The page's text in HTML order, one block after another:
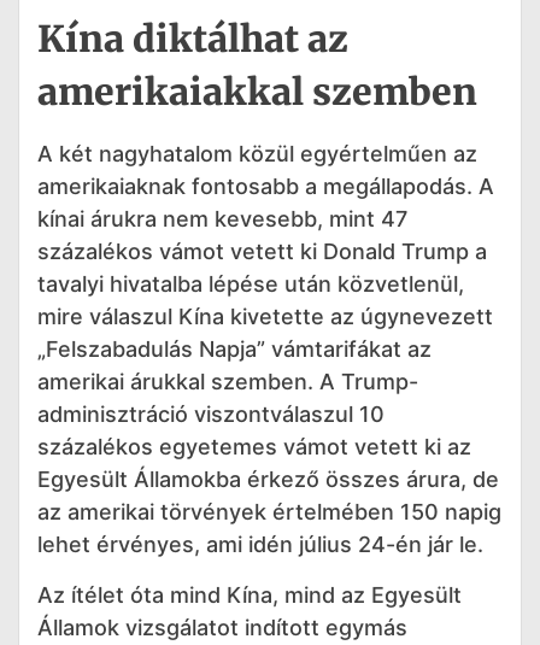
Kína diktálhat az
amerikaiakkal szemben
A két nagyhatalom közül egyértelműen az
amerikaiaknak fontosabb a megállapodás. A
kínai árukra nem kevesebb, mint 47
százalékos vámot vetett ki Donald Trump a
tavalyi hivatalba lépése után közvetlenül,
mire válaszul Kína kivetette az úgynevezett
„Felszabadulás Napja” vámtarifákat az
amerikai árukkal szemben. A Trump-
adminisztráció viszontválaszul 10
százalékos egyetemes vámot vetett ki az
Egyesült Államokba érkező összes árura, de
az amerikai törvények értelmében 150 napig
lehet érvényes, ami idén július 24-én jár le.
Az ítélet óta mind Kína, mind az Egyesült
Államok vizsgálatot indított egymás